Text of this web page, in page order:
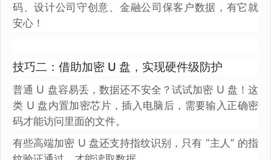
码、设计公司守创意、金融公司保客户数据，有它就
安心！
技巧二：借助加密 U 盘，实现硬件级防护
普通 U 盘容易丢，数据还不安全？试试加密 U 盘！这
类 U 盘内置加密芯片，插入电脑后，需要输入正确密
码才能访问里面的文件。
有些高端加密 U 盘还支持指纹识别，只有 “主人” 的指